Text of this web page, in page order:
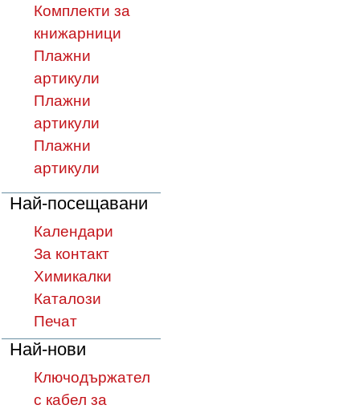
Комплекти за
книжарници
Плажни
артикули
Плажни
артикули
Плажни
артикули
Най-посещавани
Календари
За контакт
Химикалки
Каталози
Печат
Най-нови
Ключодържател
с кабел за